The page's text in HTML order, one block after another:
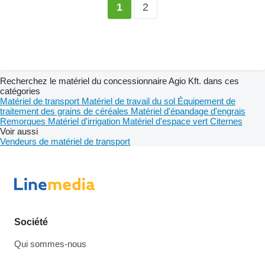
1 2
Recherchez le matériel du concessionnaire Agio Kft. dans ces
catégories
Matériel de transport Matériel de travail du sol Équipement de
traitement des grains de céréales Matériel d'épandage d'engrais
Remorques Matériel d'irrigation Matériel d'espace vert Citernes
Voir aussi
Vendeurs de matériel de transport
Société
Qui sommes-nous